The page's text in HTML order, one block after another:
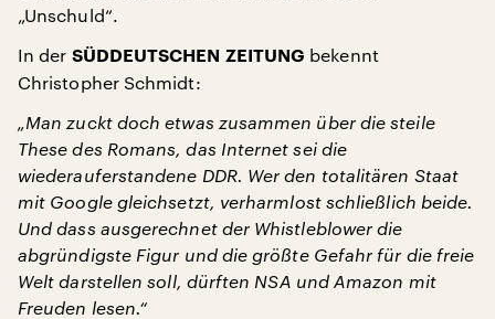
„Unschuld“.
In der SÜDDEUTSCHEN ZEITUNG bekennt
Christopher Schmidt:
„Man zuckt doch etwas zusammen über die steile
These des Romans, das Internet sei die
wiederauferstandene DDR. Wer den totalitären Staat
mit Google gleichsetzt, verharmlost schließlich beide.
Und dass ausgerechnet der Whistleblower die
abgründigste Figur und die größte Gefahr für die freie
Welt darstellen soll, dürften NSA und Amazon mit
Freuden lesen.“